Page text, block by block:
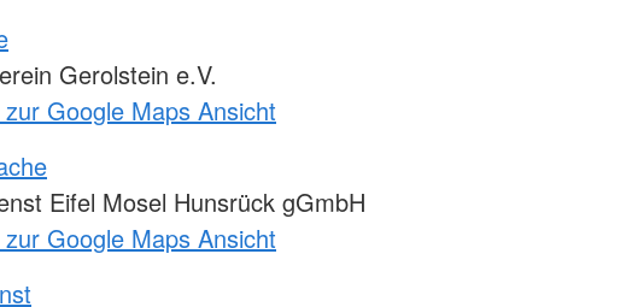
Gerolstein e.V.
zur Google Maps Ansicht
Eifel Mosel Hunsrück gGmbH
zur Google Maps Ansicht